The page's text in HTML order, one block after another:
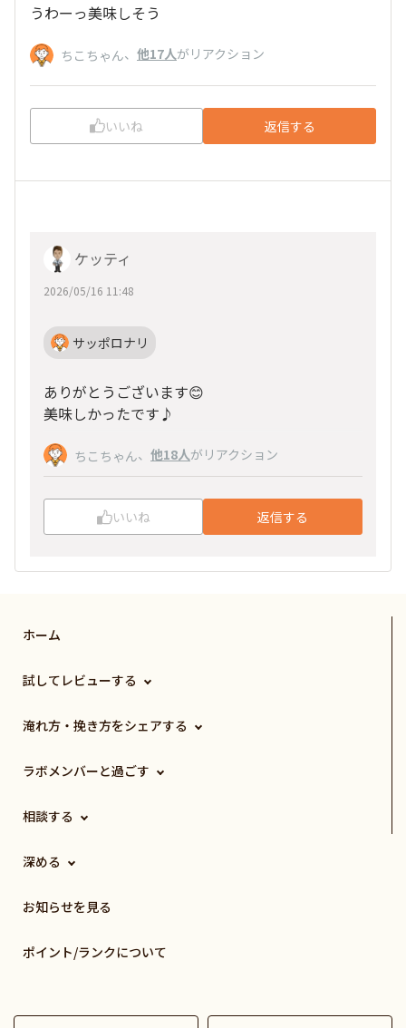
うわーっ美味しそう
ちこちゃん、 他17人がリアクション
いいね 返信する
ケッティ
2026/05/16 11:48
サッポロナリ
ありがとうございます😊
美味しかったです♪
ちこちゃん、 他18人がリアクション
いいね 返信する
ホーム
試してレビューする
淹れ方・挽き方をシェアする
ラボメンバーと過ごす
相談する
深める
お知らせを見る
ポイント/ランクについて